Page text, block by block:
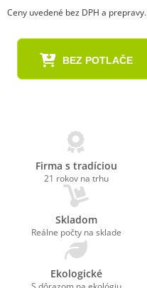
Ceny uvedené bez DPH a prepravy.
BEZ POTLAČE
Firma s tradíciou
21 rokov na trhu
Skladom
Reálne počty na sklade
Ekologické